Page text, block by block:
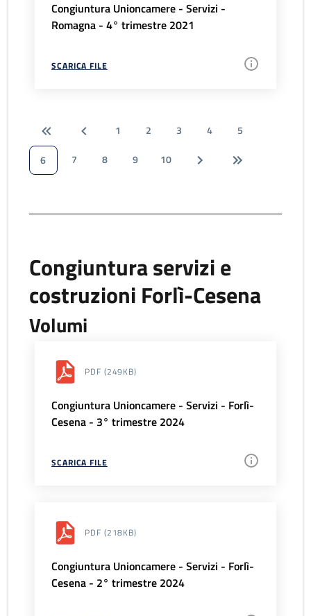
Congiuntura Unioncamere - Servizi -
Romagna - 4° trimestre 2021
SCARICA FILE
1 2 3 4
5
6
7 8 9 10
Congiuntura servizi e
costruzioni Forlì-Cesena
Volumi
PDF (249KB)
Congiuntura Unioncamere - Servizi - Forlì-
Cesena - 3° trimestre 2024
SCARICA FILE
PDF (218KB)
Congiuntura Unioncamere - Servizi - Forlì-
Cesena - 2° trimestre 2024